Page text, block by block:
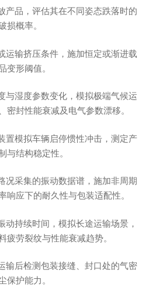
产品，评估其在不同姿态跌落时的
概率。
运输挤压条件，施加恒定或渐进载
形阈值。
与湿度参数变化，模拟极端气候运
封性能衰减及电气参数漂移。
置模拟车辆启停惯性冲击，测定产
结构稳定性。
况采集的振动数据谱，施加非周期
应下的耐久性与包装适配性。
动持续时间，模拟长途运输场景，
劳裂纹与性能衰减趋势。
输后检测包装接缝、封口处的气密
护能力。